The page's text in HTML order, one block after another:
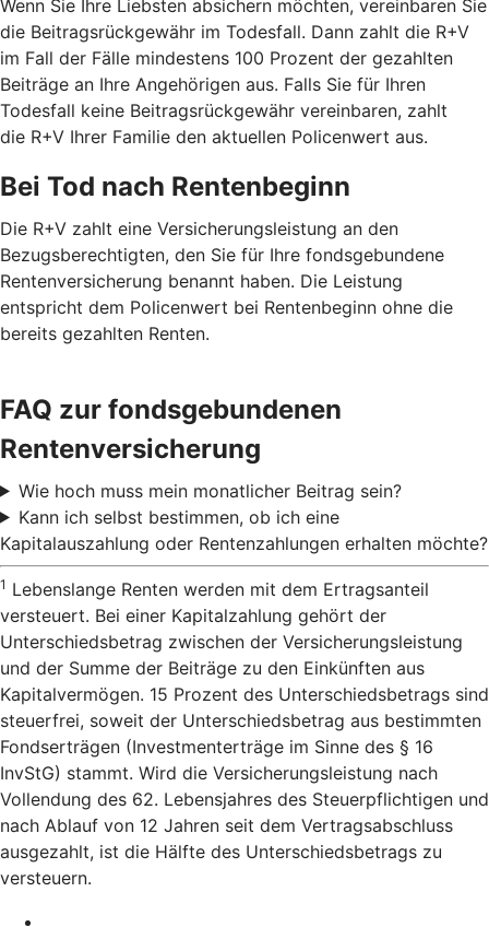
Wenn Sie Ihre Liebsten absichern möchten, vereinbaren Sie
die Beitragsrückgewähr im Todesfall. Dann zahlt die R+V
im Fall der Fälle mindestens 100 Prozent der gezahlten
Beiträge an Ihre Angehörigen aus. Falls Sie für Ihren
Todesfall keine Beitragsrückgewähr vereinbaren, zahlt
die R+V Ihrer Familie den aktuellen Policenwert aus.
Bei Tod nach Rentenbeginn
Die R+V zahlt eine Versicherungsleistung an den
Bezugsberechtigten, den Sie für Ihre fondsgebundene
Rentenversicherung benannt haben. Die Leistung
entspricht dem Policenwert bei Rentenbeginn ohne die
bereits gezahlten Renten.
FAQ zur fondsgebundenen
Rentenversicherung
Wie hoch muss mein monatlicher Beitrag sein?
Kann ich selbst bestimmen, ob ich eine
Kapitalauszahlung oder Rentenzahlungen erhalten möchte?
1 Lebenslange Renten werden mit dem Ertragsanteil
versteuert. Bei einer Kapitalzahlung gehört der
Unterschiedsbetrag zwischen der Versicherungsleistung
und der Summe der Beiträge zu den Einkünften aus
Kapitalvermögen. 15 Prozent des Unterschiedsbetrags sind
steuerfrei, soweit der Unterschiedsbetrag aus bestimmten
Fondserträgen (Investmenterträge im Sinne des § 16
InvStG) stammt. Wird die Versicherungsleistung nach
Vollendung des 62. Lebensjahres des Steuerpflichtigen und
nach Ablauf von 12 Jahren seit dem Vertragsabschluss
ausgezahlt, ist die Hälfte des Unterschiedsbetrags zu
versteuern.